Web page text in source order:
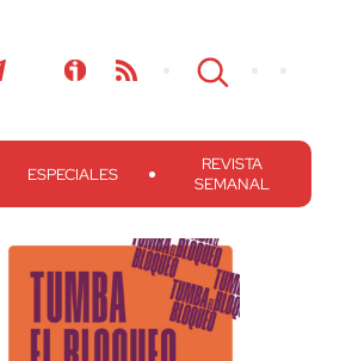
ESPECIALES
REVISTA
SEMANAL